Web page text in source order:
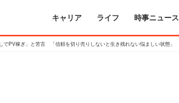
キャリア ライフ 時事ニュース
でPV稼ぎ」と苦言 「信頼を切り売りしないと生き残れない悩ましい状態」